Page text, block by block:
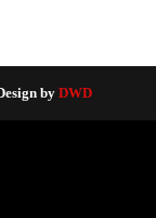
by DWD